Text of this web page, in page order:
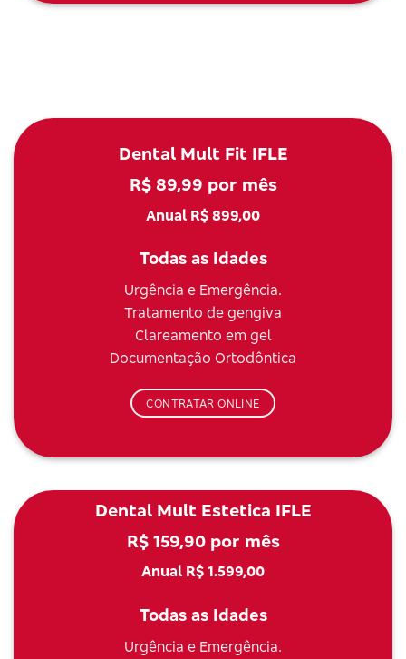
Dental Mult Fit IFLE
R$ 89,99 por mês
Anual R$ 899,00
Todas as Idades
Urgência e Emergência.
Tratamento de gengiva
Clareamento em gel
Documentação Ortodôntica
CONTRATAR ONLINE
Dental Mult Estetica IFLE
R$ 159,90 por mês
Anual R$ 1.599,00
Todas as Idades
Urgência e Emergência.